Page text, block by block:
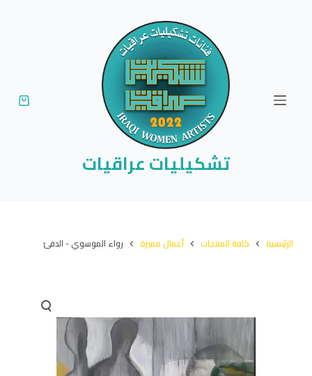
تشكيليات عراقيات
الرئيسية كافة المنتجات أعمال مميزة رواء الموسوي - الدفئ